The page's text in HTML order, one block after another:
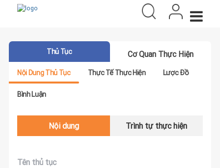
Thủ Tục Cơ Quan Thực Hiện
Nội Dung Thủ Tục Thực Tế Thực Hiện Lược Đồ
Bình Luận
Nội dung Trình tự thực hiện
Tên thủ tục